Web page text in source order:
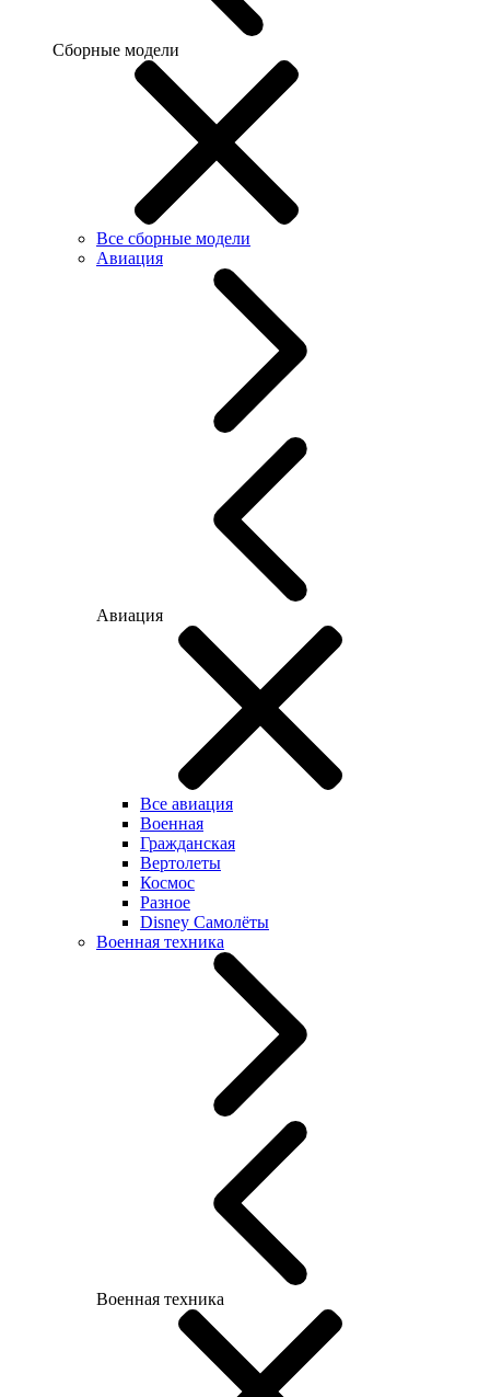
Сборные модели
Все сборные модели
Авиация
Авиация
Все авиация
Военная
Гражданская
Вертолеты
Космос
Разное
Disney Самолёты
Военная техника
Военная техника